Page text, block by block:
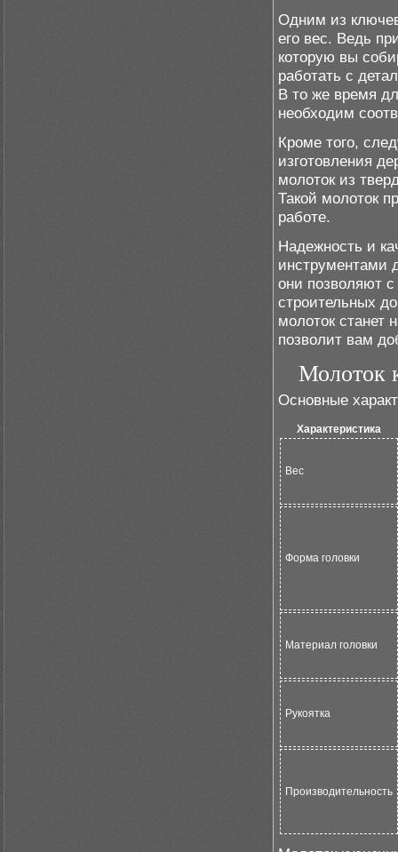
Одним из
его вес. Ведь
которую вы
работать с
В то же время
необходим
Кроме того,
изготовления
молоток из
Такой молоток
работе.
Надежность и
инструментами
они позволяют
строительных
молоток станет
позволит вам
Молоток
Основные
Характеристика
Вес
Форма головки
Материал головки
Рукоятка
Производительность